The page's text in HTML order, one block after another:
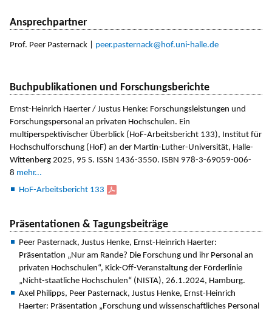
Ansprechpartner
Prof. Peer Pasternack | peer.pasternack@hof.uni-halle.de
Buchpublikationen und Forschungsberichte
Ernst-Heinrich Haerter / Justus Henke: Forschungsleistungen und
Forschungspersonal an privaten Hochschulen. Ein
multiperspektivischer Überblick (HoF-Arbeitsbericht 133), Institut für
Hochschulforschung (HoF) an der Martin-Luther-Universität, Halle-
Wittenberg 2025, 95 S. ISSN 1436-3550. ISBN 978-3-69059-006-
8 mehr...
HoF-Arbeitsbericht 133
Präsentationen & Tagungsbeiträge
Peer Pasternack, Justus Henke, Ernst-Heinrich Haerter:
Präsentation „Nur am Rande? Die Forschung und ihr Personal an
privaten Hochschulen“, Kick-Off-Veranstaltung der Förderlinie
„Nicht-staatliche Hochschulen“ (NISTA), 26.1.2024, Hamburg.
Axel Philipps, Peer Pasternack, Justus Henke, Ernst-Heinrich
Haerter: Präsentation „Forschung und wissenschaftliches Personal